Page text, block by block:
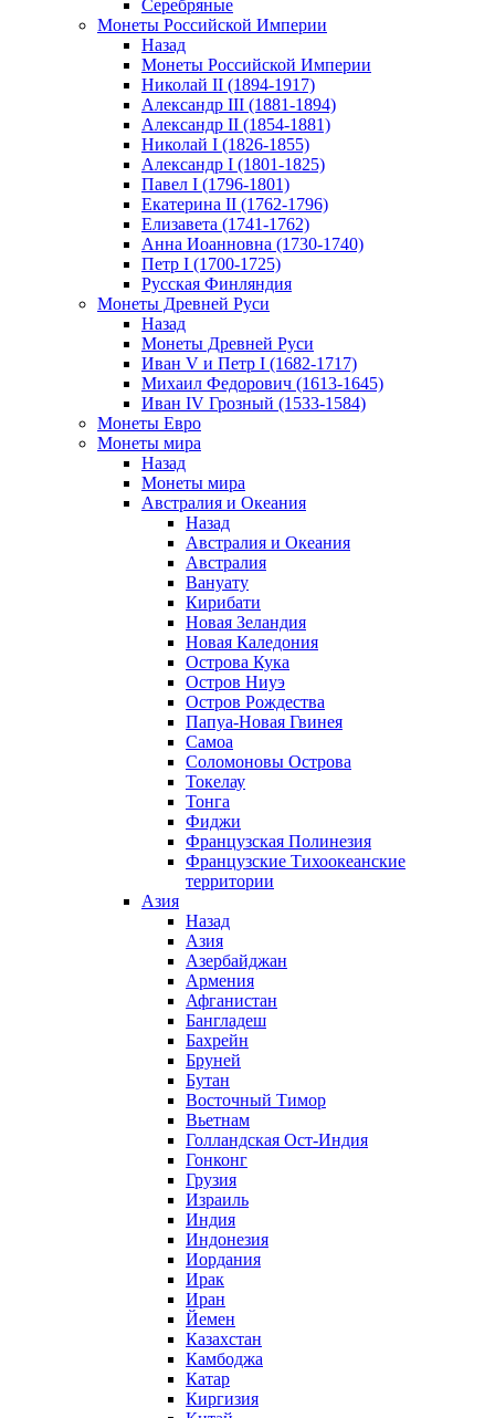
Серебряные
Монеты Российской Империи
Назад
Монеты Российской Империи
Николай II (1894-1917)
Александр III (1881-1894)
Александр II (1854-1881)
Николай I (1826-1855)
Александр I (1801-1825)
Павел I (1796-1801)
Екатерина II (1762-1796)
Елизавета (1741-1762)
Анна Иоанновна (1730-1740)
Петр I (1700-1725)
Русская Финляндия
Монеты Древней Руси
Назад
Монеты Древней Руси
Иван V и Петр I (1682-1717)
Михаил Федорович (1613-1645)
Иван IV Грозный (1533-1584)
Монеты Евро
Монеты мира
Назад
Монеты мира
Австралия и Океания
Назад
Австралия и Океания
Австралия
Вануату
Кирибати
Новая Зеландия
Новая Каледония
Острова Кука
Остров Ниуэ
Остров Рождества
Папуа-Новая Гвинея
Самоа
Соломоновы Острова
Токелау
Тонга
Фиджи
Французская Полинезия
Французские Тихоокеанские
территории
Азия
Назад
Азия
Азербайджан
Армения
Афганистан
Бангладеш
Бахрейн
Бруней
Бутан
Восточный Тимор
Вьетнам
Голландская Ост-Индия
Гонконг
Грузия
Израиль
Индия
Индонезия
Иордания
Ирак
Иран
Йемен
Казахстан
Камбоджа
Катар
Киргизия